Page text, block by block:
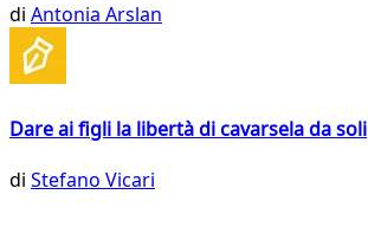
di Antonia Arslan
Dare ai figli la libertà di cavarsela da soli
di Stefano Vicari